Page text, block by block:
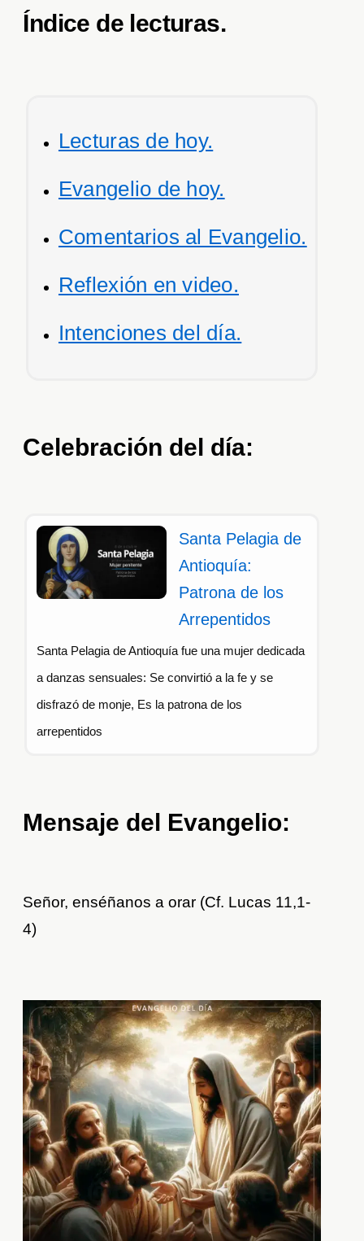
Índice de lecturas.
Lecturas de hoy.
Evangelio de hoy.
Comentarios al Evangelio.
Reflexión en video.
Intenciones del día.
Celebración del día:
Santa Pelagia de
Antioquía:
Patrona de los
Arrepentidos
Santa Pelagia de Antioquía fue una mujer dedicada
a danzas sensuales: Se convirtió a la fe y se
disfrazó de monje, Es la patrona de los
arrepentidos
Mensaje del Evangelio:
Señor, enséñanos a orar (Cf. Lucas 11,1-
4)